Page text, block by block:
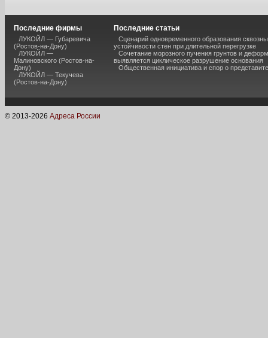
Последние фирмы
ЛУКОЙЛ — Губаревича
(Ростов-на-Дону)
ЛУКОЙЛ —
Малиновского (Ростов-на-
Дону)
ЛУКОЙЛ — Текучева
(Ростов-на-Дону)
Последние статьи
Сценарий одновременного образования
устойчивости стен при длительной перегрузке
Сочетание морозного пучения грунтов и
выявляется циклическое разрушение основания
Общественная инициатива и спор о
© 2013-2026 Адреса России